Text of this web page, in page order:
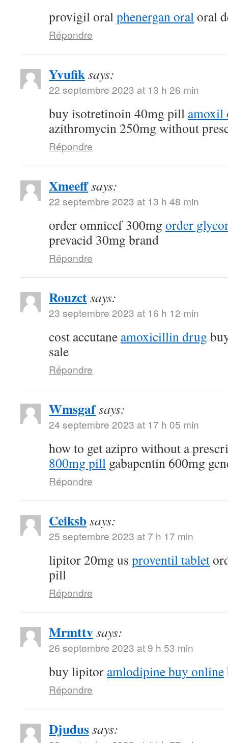
provigil oralphenergan oraloral
Répondre
Yvufiksays:
22 septembre 2023 at 13 h 26 min
buy isotretinoin 40mg pill amoxil
azithromycin 250mg without
Répondre
Xmeeffsays:
22 septembre 2023 at 13 h 48 min
order omnicef 300mg order
prevacid 30mg brand
Répondre
Rouzctsays:
23 septembre 2023 at 16 h 12 min
cost accutane amoxicillin drug
sale
Répondre
Wmsgafsays:
24 septembre 2023 at 17 h 05 min
how to get azipro without a
800mg pill gabapentin 600mg
Répondre
Ceiksbsays:
25 septembre 2023 at 7 h 17 min
lipitor 20mg us proventil tablet
pill
Répondre
Mrmttvsays:
26 septembre 2023 at 9 h 53 min
buy lipitor amlodipine buy online
Répondre
Djudussays: